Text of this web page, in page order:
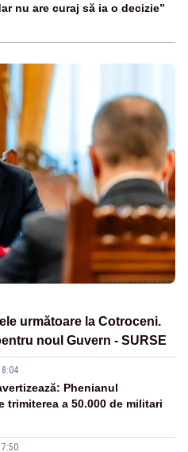
nu are curaj să ia o decizie”
următoare la Cotroceni.
noul Guvern - SURSE
Phenianul
trimiterea a 50.000 de militari